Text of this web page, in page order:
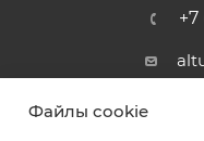
+7
Файлы cookie